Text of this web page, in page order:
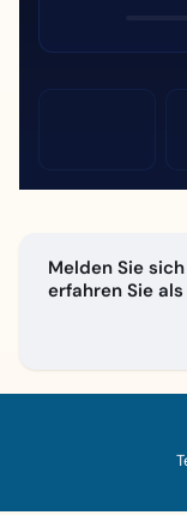
Melden Sie
erfahren Sie